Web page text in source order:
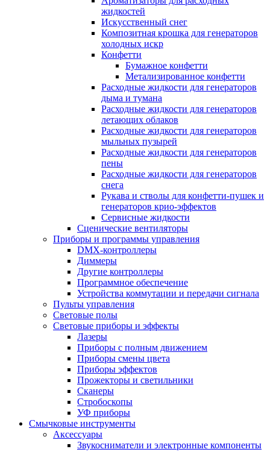
жидкостей
Искусственный снег
Композитная крошка для генераторов
холодных искр
Конфетти
Бумажное конфетти
Метализированное конфетти
Расходные жидкости для генераторов
дыма и тумана
Расходные жидкости для генераторов
летающих облаков
Расходные жидкости для генераторов
мыльных пузырей
Расходные жидкости для генераторов
пены
Расходные жидкости для генераторов
снега
Рукава и стволы для конфетти-пушек и
генераторов крио-эффектов
Сервисные жидкости
Сценические вентиляторы
Приборы и программы управления
DMX-контроллеры
Диммеры
Другие контроллеры
Программное обеспечение
Устройства коммутации и передачи сигнала
Пульты управления
Световые полы
Световые приборы и эффекты
Лазеры
Приборы с полным движением
Приборы смены цвета
Приборы эффектов
Прожекторы и светильники
Сканеры
Стробоскопы
УФ приборы
Смычковые инструменты
Аксессуары
Звукосниматели и электронные компоненты